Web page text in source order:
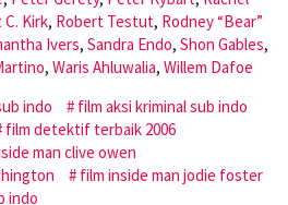
Kirk, Robert Testut, Rodney “Bear”
Ivers, Sandra Endo, Shon Gables,
, Waris Ahluwalia, Willem Dafoe
indo
film aksi kriminal sub indo
film detektif terbaik 2006
man clive owen
film inside man jodie foster
indo